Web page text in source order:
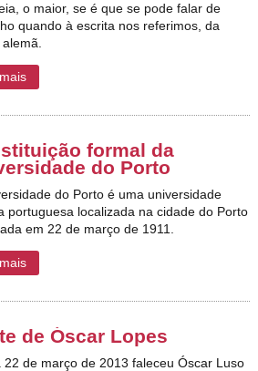
o maior, se é que se pode falar de
quando à escrita nos referimos, da
formal da
do Porto
do Porto é uma universidade
portuguesa localizada na cidade do Porto
em 22 de março de 1911.
de Óscar Lopes
22 de março de 2013 faleceu Óscar Luso